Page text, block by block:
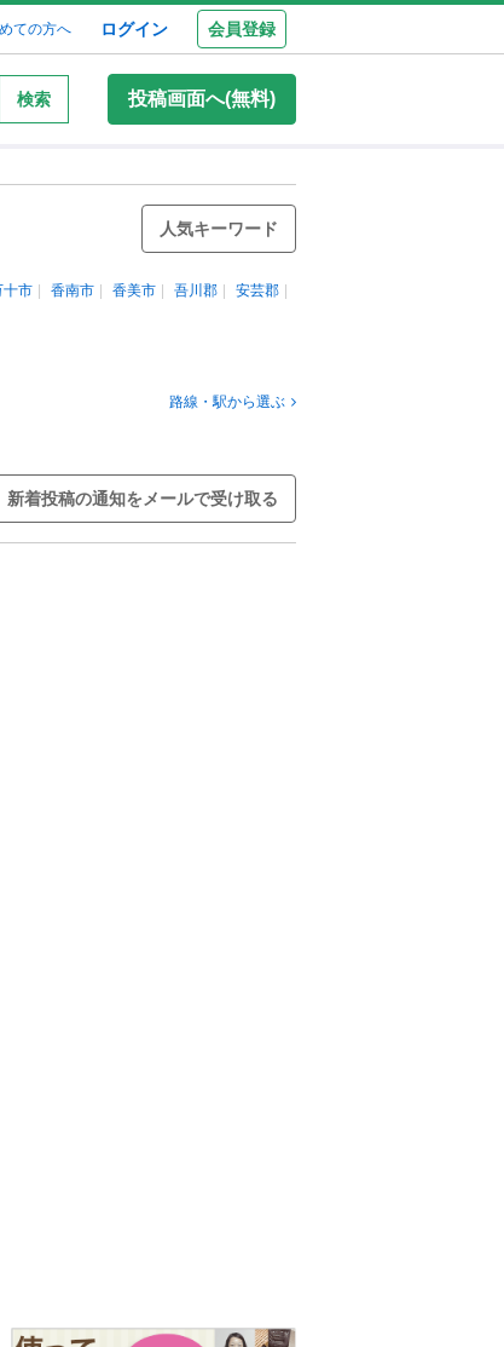
ての方へ ログイン 会員登録
検索 投稿画面へ(無料)
人気キーワード
十市 香南市 香美市 吾川郡
安芸郡
路線・駅から選ぶ
新着投稿の通知をメールで受け取る